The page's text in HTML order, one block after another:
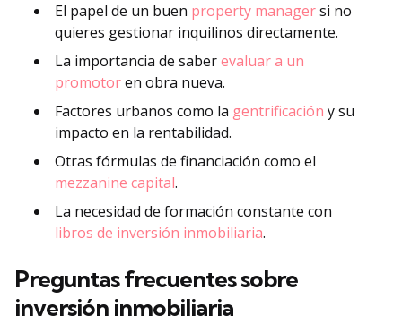
El papel de un buen property managersi no
quieres gestionar inquilinos directamente.
La importancia de saberevaluar a un
promotoren obra nueva.
Factores urbanos como la gentrificación y su
impacto en la rentabilidad.
Otras fórmulas de financiación como el
mezzanine capital.
La necesidad de formación constante con
libros de inversión inmobiliaria.
Preguntas frecuentes sobre
inversión inmobiliaria